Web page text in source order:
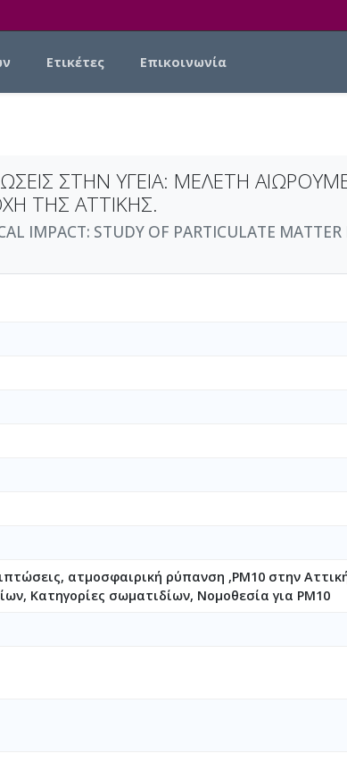
Ετικέτες Επικοινωνία
ΣΤΗΝ ΥΓΕΙΑ: ΜΕΛΕΤΗ
ΤΗΣ ΑΤΤΙΚΗΣ.
IMPACT: STUDY OF PARTICULATE
ατμοσφαιρική ρύπανση ,PM10 στην
Κατηγορίες σωματιδίων, Νομοθεσία για PM10